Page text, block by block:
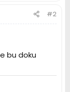
#2
bu doku